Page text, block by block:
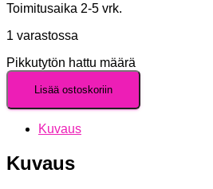
Toimitusaika 2-5 vrk.
1 varastossa
Pikkutytön hattu määrä
Lisää ostoskoriin
Kuvaus
Kuvaus